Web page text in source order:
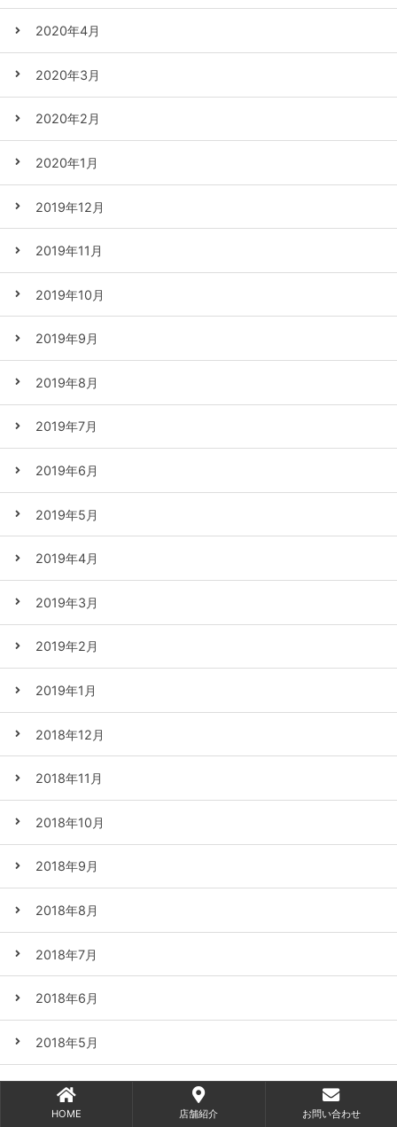
2020年4月
2020年3月
2020年2月
2020年1月
2019年12月
2019年11月
2019年10月
2019年9月
2019年8月
2019年7月
2019年6月
2019年5月
2019年4月
2019年3月
2019年2月
2019年1月
2018年12月
2018年11月
2018年10月
2018年9月
2018年8月
2018年7月
2018年6月
2018年5月
2018年4月
HOME 店舗紹介 お問い合わせ